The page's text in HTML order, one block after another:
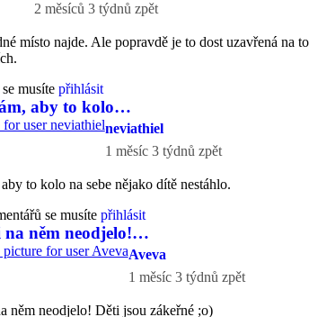
2 měsíců 3 týdnů zpět
místo najde. Ale popravdě je to dost uzavřená
musíte přihlásit
to tam…byneviathiel
aby to kolo…
neviathiel
1 měsíc 3 týdnů zpět
to kolo na sebe nějako dítě nestáhlo.
se musíte přihlásit
se nějaké vhodné…by
na něm neodjelo!…
Aveva
1 měsíc 3 týdnů zpět
něm neodjelo! Děti jsou zákeřné ;o)